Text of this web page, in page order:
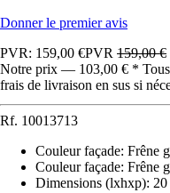
Donner le premier avis
PVR: 159,00 €PVR 159,00 €
Notre prix — 103,00 € *
frais de livraison en sus si
Rf. 10013713
Couleur façade: Frêne
Couleur façade: Frêne
Dimensions (lxhxp):